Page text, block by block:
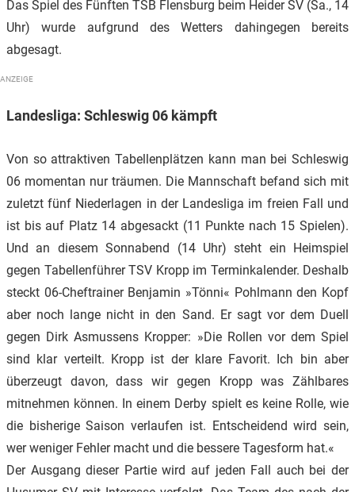
Das Spiel des Fünften TSB Flensburg beim Heider SV (Sa., 14
Uhr) wurde aufgrund des Wetters dahingegen bereits
abgesagt.
Landesliga: Schleswig 06 kämpft
Von so attraktiven Tabellenplätzen kann man bei Schleswig
06 momentan nur träumen. Die Mannschaft befand sich mit
zuletzt fünf Niederlagen in der Landesliga im freien Fall und
ist bis auf Platz 14 abgesackt (11 Punkte nach 15 Spielen).
Und an diesem Sonnabend (14 Uhr) steht ein Heimspiel
gegen Tabellenführer TSV Kropp im Terminkalender. Deshalb
steckt 06-Cheftrainer Benjamin »Tönni« Pohlmann den Kopf
aber noch lange nicht in den Sand. Er sagt vor dem Duell
gegen Dirk Asmussens Kropper: »Die Rollen vor dem Spiel
sind klar verteilt. Kropp ist der klare Favorit. Ich bin aber
überzeugt davon, dass wir gegen Kropp was Zählbares
mitnehmen können. In einem Derby spielt es keine Rolle, wie
die bisherige Saison verlaufen ist. Entscheidend wird sein,
wer weniger Fehler macht und die bessere Tagesform hat.«
Der Ausgang dieser Partie wird auf jeden Fall auch bei der